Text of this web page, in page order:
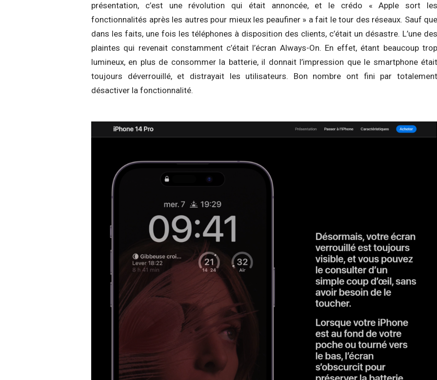
présentation, c’est une révolution qui était annoncée, et le crédo « Apple sort les
fonctionnalités après les autres pour mieux les peaufiner » a fait le tour des réseaux. Sauf que
dans les faits, une fois les téléphones à disposition des clients, c’était un désastre. L’une des
plaintes qui revenait constamment c’était l’écran Always-On. En effet, étant beaucoup trop
lumineux, en plus de consommer la batterie, il donnait l’impression que le smartphone était
toujours déverrouillé, et distrayait les utilisateurs. Bon nombre ont fini par totalement
désactiver la fonctionnalité.